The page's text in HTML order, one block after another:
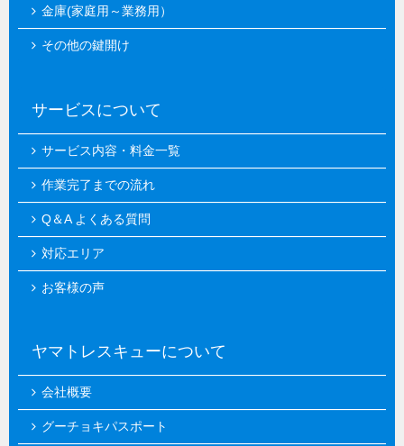
金庫(家庭用～業務用）
その他の鍵開け
サービスについて
サービス内容・料金一覧
作業完了までの流れ
Q＆A よくある質問
対応エリア
お客様の声
ヤマトレスキューについて
会社概要
グーチョキパスポート